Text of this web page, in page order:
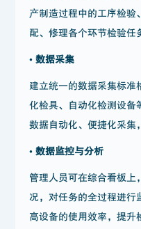
产制造过程中的工序检验
配、修理各个环节检验任
• 数据采集
建立统一的数据采集标准
化检具、自动化检测设备
数据自动化、便捷化采集
• 数据监控与分析
管理人员可在综合看板上
况，对任务的全过程进行
高设备的使用效率，提升